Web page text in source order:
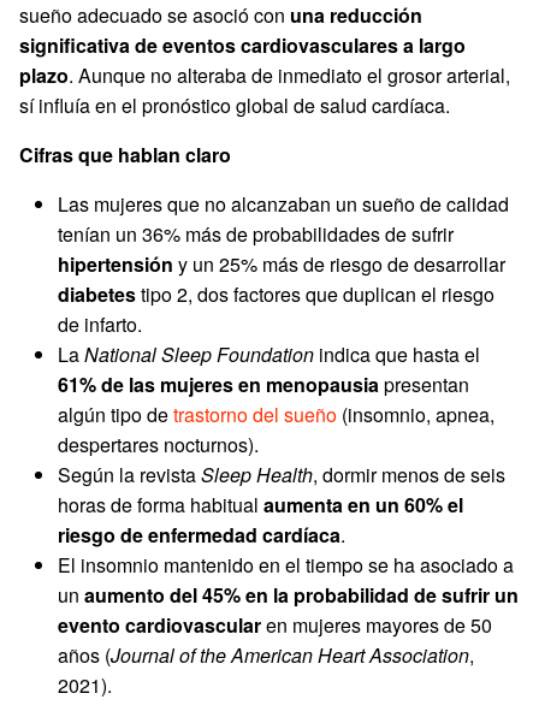
sueño adecuado se asoció con una reducción
significativa de eventos cardiovasculares a largo
plazo. Aunque no alteraba de inmediato el grosor arterial,
sí influía en el pronóstico global de salud cardíaca.
Cifras que hablan claro
Las mujeres que no alcanzaban un sueño de calidad
tenían un 36% más de probabilidades de sufrir
hipertensión y un 25% más de riesgo de desarrollar
diabetestipo 2, dos factores que duplican el riesgo
de infarto.
LaNational Sleep Foundation indica que hasta el
61% de las mujeres en menopausiapresentan
algún tipo detrastorno del sueño (insomnio, apnea,
despertares nocturnos).
Según la revistaSleep Health, dormir menos de seis
horas de forma habitual aumenta en un 60% el
riesgo de enfermedad cardíaca.
El insomnio mantenido en el tiempo se ha asociado a
un aumento del 45% en la probabilidad de sufrir un
evento cardiovascularen mujeres mayores de 50
años (Journal of the American Heart Association,
2021).